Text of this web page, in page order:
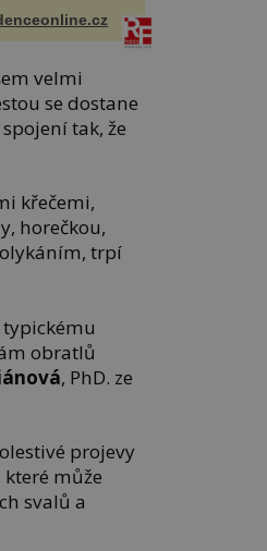
velmi
se dostane
tak, že
křečemi,
horečkou,
trpí
typickému
obratlů
, PhD. ze
projevy
může
svalů a